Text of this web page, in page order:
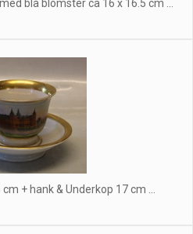
blå blomster ca 16 x 16.5 cm ...
+ hank & Underkop 17 cm ...